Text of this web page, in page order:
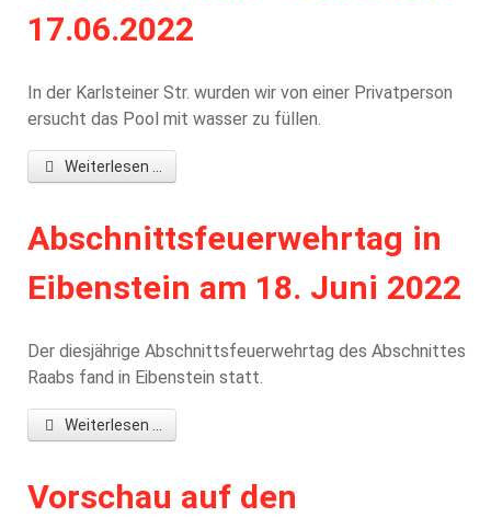
17.06.2022
In der Karlsteiner Str. wurden wir von einer Privatperson
ersucht das Pool mit wasser zu füllen.
Weiterlesen ...
Abschnittsfeuerwehrtag in
Eibenstein am 18. Juni 2022
Der diesjährige Abschnittsfeuerwehrtag des Abschnittes
Raabs fand in Eibenstein statt.
Weiterlesen ...
Vorschau auf den